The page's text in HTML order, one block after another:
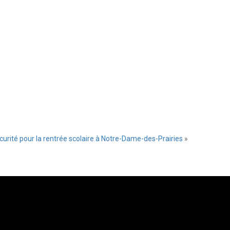
pour la rentrée scolaire à Notre-Dame-des-Prairies »